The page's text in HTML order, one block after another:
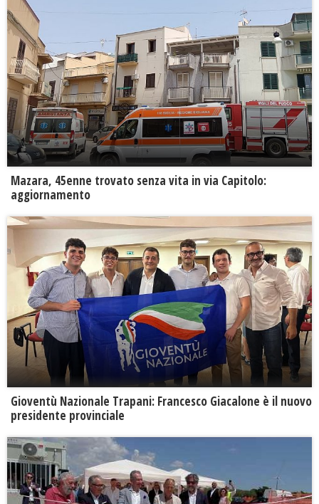
Mazara, 45enne trovato senza vita in via Capitolo:
aggiornamento
Gioventù Nazionale Trapani: Francesco Giacalone è il nuovo
presidente provinciale